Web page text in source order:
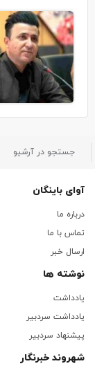
آوای باینگان
درباره ما
تماس با ما
ارسال خبر
نوشته ها
یادداشت
یادداشت سردبیر
پیشنهاد سردبیر
شهروند خبرنگار